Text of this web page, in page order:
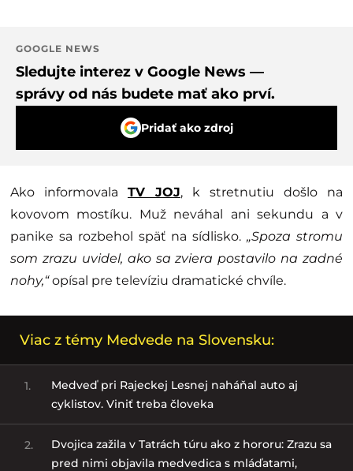
GOOGLE NEWS
Sledujte interez v Google News —
správy od nás budete mať ako prví.
Pridať ako zdroj
Ako informovala TV JOJ, k stretnutiu došlo na
kovovom mostíku. Muž neváhal ani sekundu a v
panike sa rozbehol späť na sídlisko.„Spoza stromu
som zrazu uvidel, ako sa zviera postavilo na zadné
nohy,“opísal pre televíziu dramatické chvíle.
Viac z témy Medvede na Slovensku:
1.
Medveď pri Rajeckej Lesnej naháňal auto aj
cyklistov. Viniť treba človeka
2.
Dvojica zažila v Tatrách túru ako z hororu: Zrazu sa
pred nimi objavila medvedica s mláďatami,